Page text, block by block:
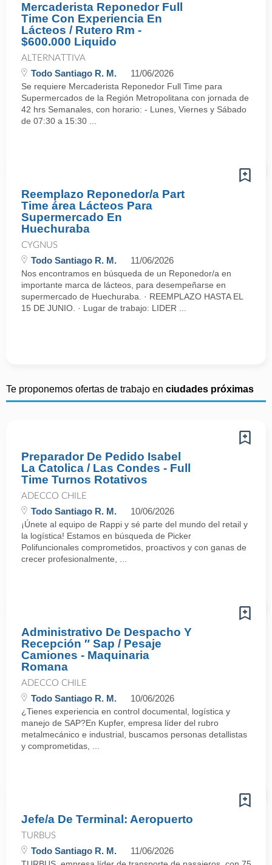
Mercaderista Reponedor Full
Time Con Experiencia En
Lácteos / Rutero Rm -
$600.000 Liquido
ALTERNATTIVA
Todo Santiago R. M. 11/06/2026
Se requiere Mercaderista Reponedor Full Time para
Supermercados de la Región Metropolitana con jornada de
42 hrs Semanales, con horario: - Lunes, Viernes y Sábado
de 07:30 a 15:30 ...
Reemplazo Reponedor/a Part
Time área Lácteos Para
Supermercado En
Huechuraba
CYGNUS
Todo Santiago R. M. 11/06/2026
Nos encontramos en búsqueda de un Reponedor/a en
importante marca de lácteos, para desempeñarse en
supermercado de Huechuraba. · REEMPLAZO HASTA EL
15 DE JUNIO. · Lugar de trabajo: LIDER ...
Te proponemos ofertas de trabajo en ciudades próximas
Preparador De Pedido Isabel
La Catolica / Las Condes - Full
Time Turnos Rotativos
ADECCO CHILE
Todo Santiago R. M. 10/06/2026
¡Únete al equipo de Rappi y sé parte del mundo del retail y
la logística! Estamos en búsqueda de Picker
Polifuncionales comprometidos, proactivos y con ganas de
crecer profesionalmente, ...
Administrativo De Despacho Y
Recepción ″ Sap / Pesaje
Camiones - Maquinaria
Romana
ADECCO CHILE
Todo Santiago R. M. 10/06/2026
¿Tienes experiencia en control documental, logística y
manejo de SAP?En Kupfer, empresa líder del rubro
metalmecánico e industrial, buscamos personas detallistas
y comprometidas, ...
Jefe/a De Terminal: Aeropuerto
TURBUS
Todo Santiago R. M. 11/06/2026